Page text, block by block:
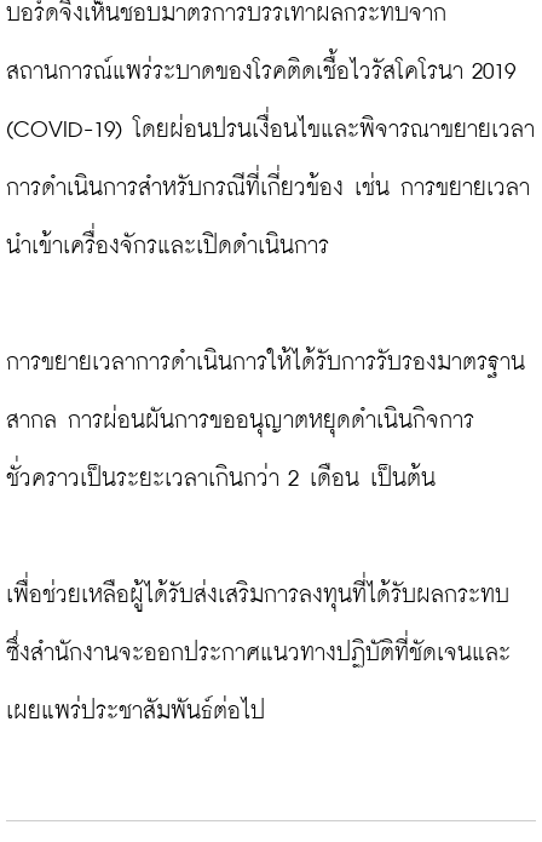
บอร์ดจึงเห็นชอบมาตรการบรรเทาผลกระทบจาก
สถานการณ์แพร่ระบาดของโรคติดเชื้อไวรัสโคโรนา 2019
(COVID-19) โดยผ่อนปรนเงื่อนไขและพิจารณาขยายเวลา
การดำเนินการสำหรับกรณีที่เกี่ยวข้อง เช่น การขยายเวลา
นำเข้าเครื่องจักรและเปิดดำเนินการ
การขยายเวลาการดำเนินการให้ได้รับการรับรองมาตรฐาน
สากล การผ่อนผันการขออนุญาตหยุดดำเนินกิจการ
ชั่วคราวเป็นระยะเวลาเกินกว่า 2 เดือน เป็นต้น
เพื่อช่วยเหลือผู้ได้รับส่งเสริมการลงทุนที่ได้รับผลกระทบ
ซึ่งสำนักงานจะออกประกาศแนวทางปฏิบัติที่ชัดเจนและ
เผยแพร่ประชาสัมพันธ์ต่อไป